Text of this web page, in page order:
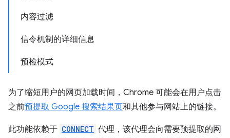
内容过滤
信令机制的详细信息
预检模式
为了缩短用户的网页加载时间，Chrome 可能会在用户点击
之前预提取 Google 搜索结果页和其他参与网站上的链接。
此功能依赖于 CONNECT 代理，该代理会向需要预提取的网